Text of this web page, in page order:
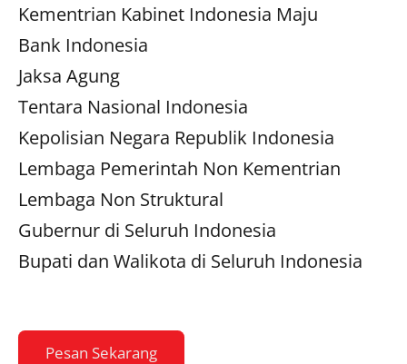
Kementrian Kabinet Indonesia Maju
Bank Indonesia
Jaksa Agung
Tentara Nasional Indonesia
Kepolisian Negara Republik Indonesia
Lembaga Pemerintah Non Kementrian
Lembaga Non Struktural
Gubernur di Seluruh Indonesia
Bupati dan Walikota di Seluruh Indonesia
Pesan Sekarang